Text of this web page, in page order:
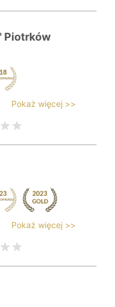
Piotrków
Pokaż więcej >>
Pokaż więcej >>